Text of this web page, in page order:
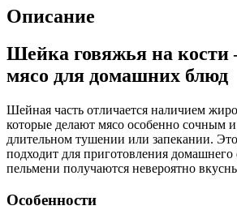
Описание
Шейка говяжья на кости
мясо для домашних блюд
Шейная часть отличается наличием
которые делают мясо особенно сочным
длительном тушении или запекании.
подходит для приготовления
пельмени получаются невероятно
Особенности